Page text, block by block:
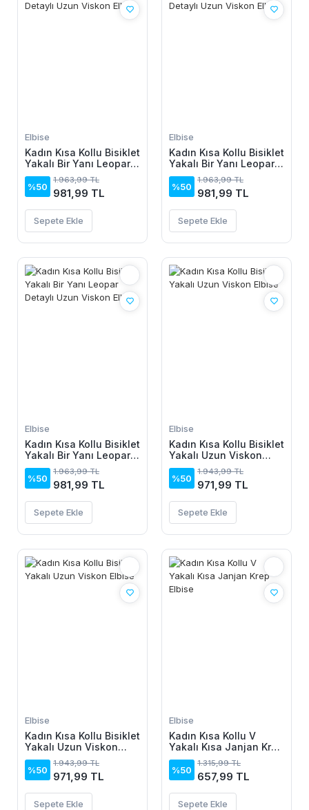
Elbise
Kadın Kısa Kollu Bisiklet
Yakalı Bir Yanı Leopar
Detaylı Uzun Viskon
Elbise
%50
1.963,99 TL
981,99 TL
Sepete Ekle
Elbise
Kadın Kısa Kollu Bisiklet
Yakalı Bir Yanı Leopar
Detaylı Uzun Viskon
Elbise
%50
1.963,99 TL
981,99 TL
Sepete Ekle
Elbise
Kadın Kısa Kollu Bisiklet
Yakalı Bir Yanı Leopar
Detaylı Uzun Viskon
Elbise
%50
1.963,99 TL
981,99 TL
Sepete Ekle
Elbise
Kadın Kısa Kollu Bisiklet
Yakalı Uzun Viskon
Elbise
%50
1.943,99 TL
971,99 TL
Sepete Ekle
Elbise
Kadın Kısa Kollu Bisiklet
Yakalı Uzun Viskon
Elbise
%50
1.943,99 TL
971,99 TL
Sepete Ekle
Elbise
Kadın Kısa Kollu V
Yakalı Kısa Janjan Krep
Elbise
%50
1.315,99 TL
657,99 TL
Sepete Ekle